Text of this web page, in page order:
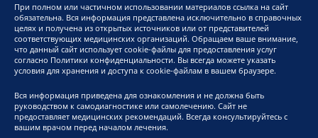
При полном или частичном использовании материалов ссылка на сайт
обязательна. Вся информация представлена исключительно в справочных
целях и получена из открытых источников или от представителей
соответствующих медицинских организаций. Обращаем ваше внимание,
что данный сайт использует cookie-файлы для предоставления услуг
согласно Политики конфиденциальности. Вы всегда можете указать
условия для хранения и доступа к cookie-файлам в вашем браузере.
Вся информация приведена для ознакомления и не должна быть
руководством к самодиагностике или самолечению. Сайт не
предоставляет медицинских рекомендаций. Всегда консультируйтесь с
вашим врачом перед началом лечения.